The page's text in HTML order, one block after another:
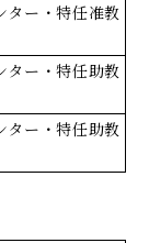
ー・特任准教
ー・特任助教
ー・特任助教